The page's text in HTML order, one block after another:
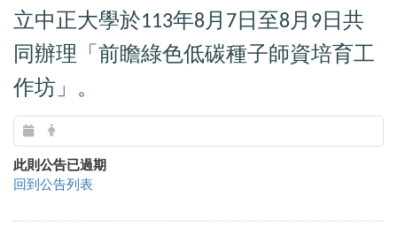
立中正大學於113年8 月 7 日至8 月 9 日共
同辦理「前瞻綠色低碳種子師資培育工
作坊」。
此則公告已過期
回到公告列表